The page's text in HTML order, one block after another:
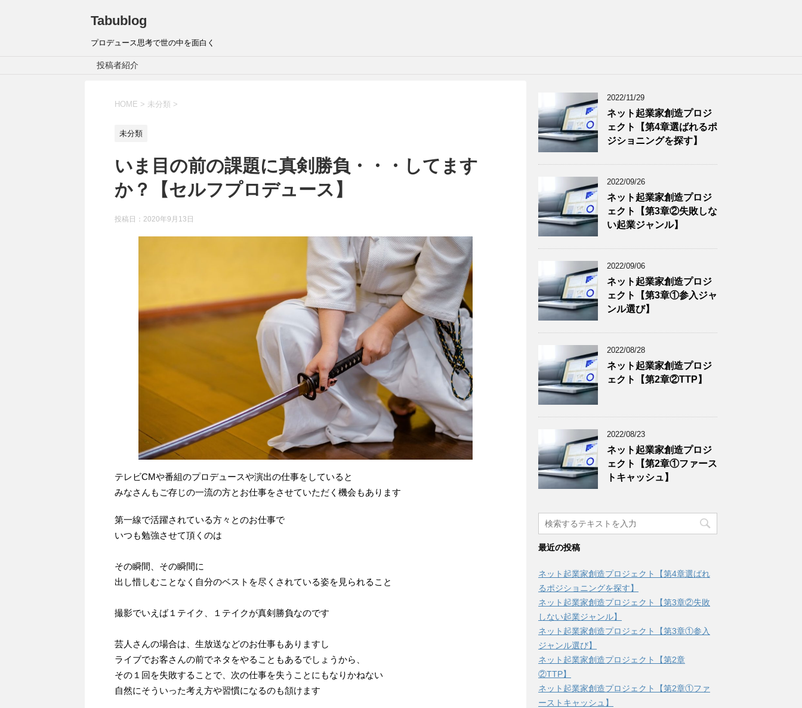
Tabublog
プロデュース思考で世の中を面白く
投稿者紹介
HOME > 未分類 >
未分類
いま目の前の課題に真剣勝負・・・してます
か？【セルフプロデュース】
投稿日： 2020年9月13日
テレビCMや番組のプロデュースや演出の仕事をしていると
みなさんもご存じの一流の方とお仕事をさせていただく機会もあります
第一線で活躍されている方々とのお仕事で
いつも勉強させて頂くのは
その瞬間、その瞬間に
出し惜しむことなく自分のベストを尽くされている姿を見られること
撮影でいえば１テイク、１テイクが真剣勝負なのです
芸人さんの場合は、生放送などのお仕事もありますし
ライブでお客さんの前でネタをやることもあるでしょうから、
その１回を失敗することで、次の仕事を失うことにもなりかねない
自然にそういった考え方や習慣になるのも頷けます
2022/11/29
ネット起業家創造プロジ
ェクト【第4章選ばれるポ
ジショニングを探す】
2022/09/26
ネット起業家創造プロジ
ェクト【第3章②失敗しな
い起業ジャンル】
2022/09/06
ネット起業家創造プロジ
ェクト【第3章①参入ジャ
ンル選び】
2022/08/28
ネット起業家創造プロジ
ェクト【第2章②TTP】
2022/08/23
ネット起業家創造プロジ
ェクト【第2章①ファース
トキャッシュ】
最近の投稿
ネット起業家創造プロジェクト【第4章選ばれ
るポジショニングを探す】
ネット起業家創造プロジェクト【第3章②失敗
しない起業ジャンル】
ネット起業家創造プロジェクト【第3章①参入
ジャンル選び】
ネット起業家創造プロジェクト【第2章
②TTP】
ネット起業家創造プロジェクト【第2章①ファ
ーストキャッシュ】